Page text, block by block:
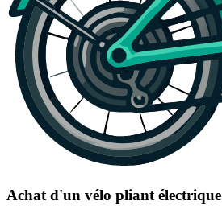
Achat d'un vélo pliant électrique